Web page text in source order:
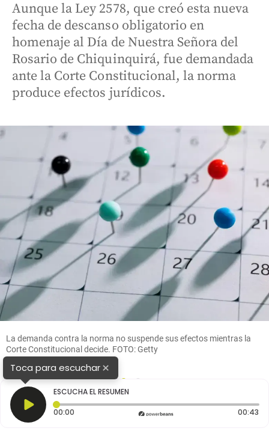
Aunque la Ley 2578, que creó esta nueva
fecha de descanso obligatorio en
homenaje al Día de Nuestra Señora del
Rosario de Chiquinquirá, fue demandada
ante la Corte Constitucional, la norma
produce efectos jurídicos.
La demanda contra la norma no suspende sus efectos mientras la
Corte Constitucional decide. FOTO: Getty
Toca para escuchar×
ESCUCHA EL RESUMEN
00:00 Tiempo transcurrido: 0 segundos 00:43